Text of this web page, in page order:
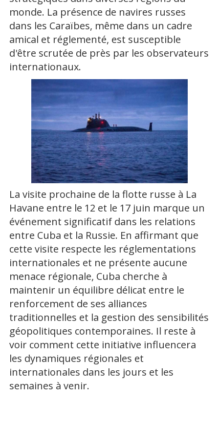
monde. La présence de navires russes
dans les Caraïbes, même dans un cadre
amical et réglementé, est susceptible
d'être scrutée de près par les observateurs
internationaux.
La visite prochaine de la flotte russe à La
Havane entre le 12 et le 17 juin marque un
événement significatif dans les relations
entre Cuba et la Russie. En affirmant que
cette visite respecte les réglementations
internationales et ne présente aucune
menace régionale, Cuba cherche à
maintenir un équilibre délicat entre le
renforcement de ses alliances
traditionnelles et la gestion des sensibilités
géopolitiques contemporaines. Il reste à
voir comment cette initiative influencera
les dynamiques régionales et
internationales dans les jours et les
semaines à venir.